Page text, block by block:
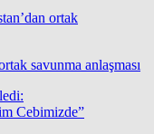
savunma anlaşması